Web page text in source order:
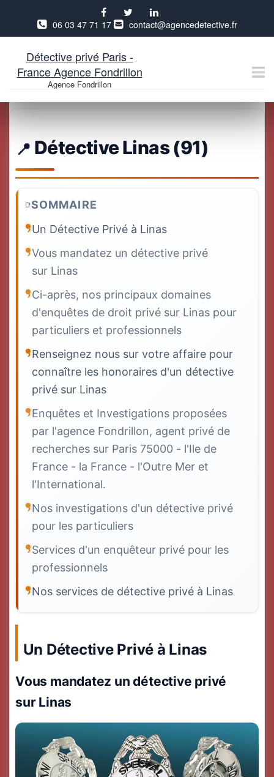
Aller
contenu
06 03 47 71 17 contact@agencedetective.fr
Détective privé Paris -
France Agence Fondrillon
Agence Fondrillon
Détective Linas (91)
SOMMAIRE
Un Détective Privé à Linas
Vous mandatez un détective privé
sur Linas
Ci-après, nos principaux domaines
d'enquêtes de droit privé sur Linas pour
particuliers et professionnels
Renseignez nous sur votre affaire pour
connaître les honoraires d'un détective
privé sur Linas
Enquêtes et Investigations proposées
par l'agence Fondrillon, agent privé de
recherches sur Paris 75000 - l'Ile de
France - la France - l'Outre Mer et
l'International.
Nos investigations d'un détective privé
pour les particuliers
Services d'un enquêteur privé pour les
professionnels
Nos services de détective privé à Linas
Un Détective Privé à Linas
Vous mandatez un détective privé
sur Linas